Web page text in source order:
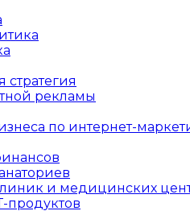
стратегия
рекламы
по интернет-
и медицинских
продуктов